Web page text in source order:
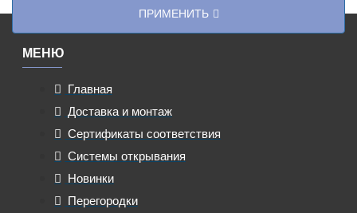
ПРИМЕНИТЬ
МЕНЮ
Главная
Доставка и монтаж
Сертификаты соответствия
Системы открывания
Новинки
Перегородки